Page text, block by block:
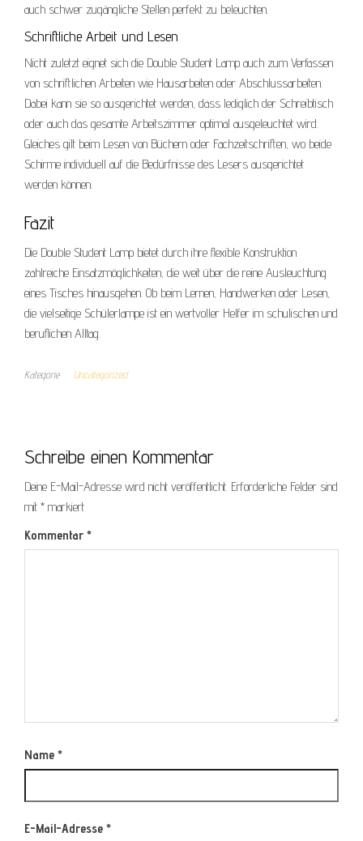
auch schwer zugängliche Stellen perfekt zu beleuchten.
Schriftliche Arbeit und Lesen
Nicht zuletzt eignet sich die Double Student Lamp auch zum Verfassen
von schriftlichen Arbeiten wie Hausarbeiten oder Abschlussarbeiten.
Dabei kann sie so ausgerichtet werden, dass lediglich der Schreibtisch
oder auch das gesamte Arbeitszimmer optimal ausgeleuchtet wird.
Gleiches gilt beim Lesen von Büchern oder Fachzeitschriften, wo beide
Schirme individuell auf die Bedürfnisse des Lesers ausgerichtet
werden können.
Fazit
Die Double Student Lamp bietet durch ihre flexible Konstruktion
zahlreiche Einsatzmöglichkeiten, die weit über die reine Ausleuchtung
eines Tisches hinausgehen. Ob beim Lernen, Handwerken oder Lesen,
die vielseitige Schülerlampe ist ein wertvoller Helfer im schulischen und
beruflichen Alltag.
Kategorie Uncategorized
Schreibe einen Kommentar
Deine E-Mail-Adresse wird nicht veröffentlicht. Erforderliche Felder sind
mit * markiert
Kommentar *
Name *
E-Mail-Adresse *